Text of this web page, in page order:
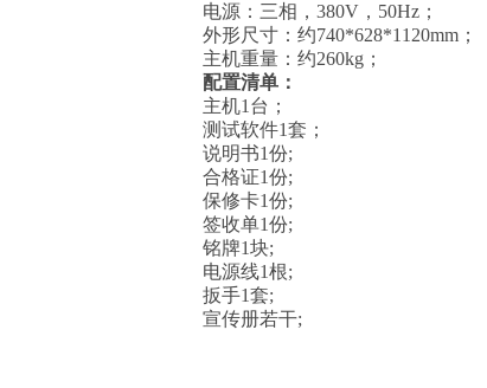
电源：三相， 380V ， 50Hz ；
外形尺寸：约740*628*1120mm ；
主机重量：约260kg ；
配置清单：
主机1台；
测试软件1套；
说明书1份;
合格证1份;
保修卡1份;
签收单1份;
铭牌1块;
电源线1根;
扳手1套;
宣传册若干;